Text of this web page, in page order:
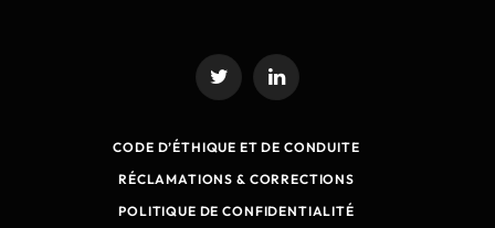
Twitter LinkedIn
CODE D’ÉTHIQUE ET DE CONDUITE
RÉCLAMATIONS & CORRECTIONS
POLITIQUE DE CONFIDENTIALITÉ